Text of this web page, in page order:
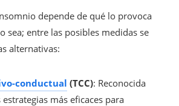
depende de qué lo provoca
sea; entre las posibles medidas se
alternativas:
conductual (TCC): Reconocida
más eficaces para